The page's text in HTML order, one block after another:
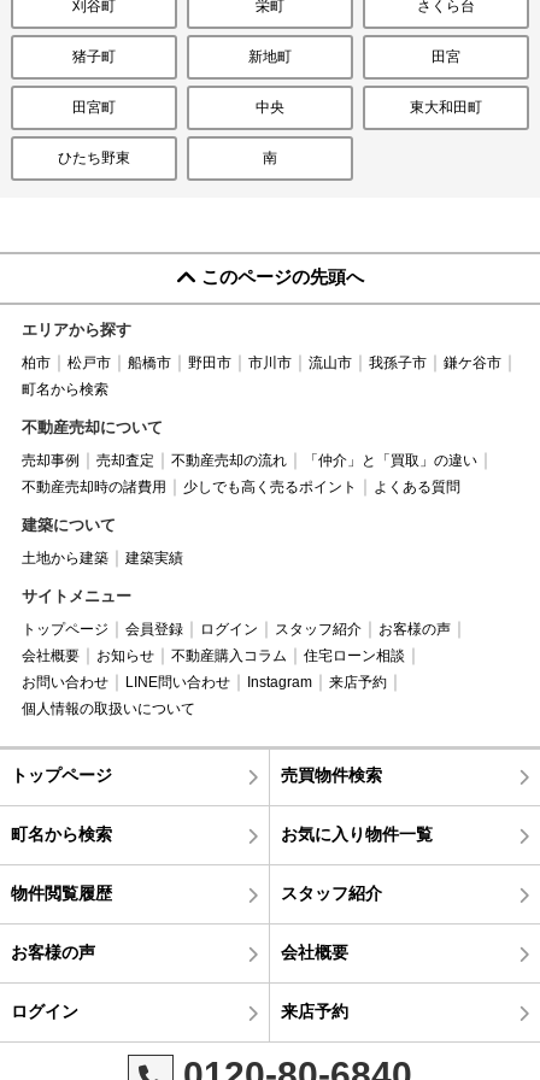
刈谷町 栄町 さくら台
猪子町 新地町 田宮
田宮町 中央 東大和田町
ひたち野東 南
このページの先頭へ
エリアから探す
柏市 松戸市 船橋市 野田市 市川市 流山市 我孫子市
鎌ケ谷市
町名から検索
不動産売却について
売却事例 売却査定 不動産売却の流れ
「仲介」と「買取」の違い
不動産売却時の諸費用
少しでも高く売るポイント よくある質問
建築について
土地から建築 建築実績
サイトメニュー
トップページ 会員登録 ログイン スタッフ紹介
お客様の声
会社概要
お知らせ 不動産購入コラム
住宅ローン相談
お問い合わせ
LINE問い合わせ Instagram
来店予約
個人情報の取扱いについて
トップページ 売買物件検索
町名から検索 お気に入り物件一覧
物件閲覧履歴 スタッフ紹介
お客様の声 会社概要
ログイン 来店予約